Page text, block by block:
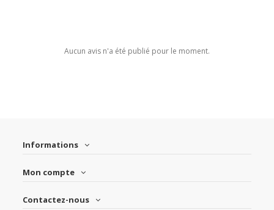
Aucun avis n'a été publié pour le moment.
Informations
Mon compte
Contactez-nous